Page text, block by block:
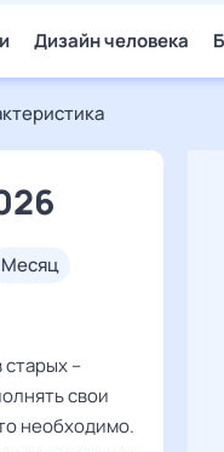
Дизайн человека
месяц
–
свои
необходимо.